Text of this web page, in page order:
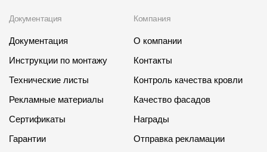
Документация
Документация
Инструкции по монтажу
Технические листы
Рекламные материалы
Сертификаты
Гарантии
Компания
О компании
Контакты
Контроль качества кровли
Качество фасадов
Награды
Отправка рекламации